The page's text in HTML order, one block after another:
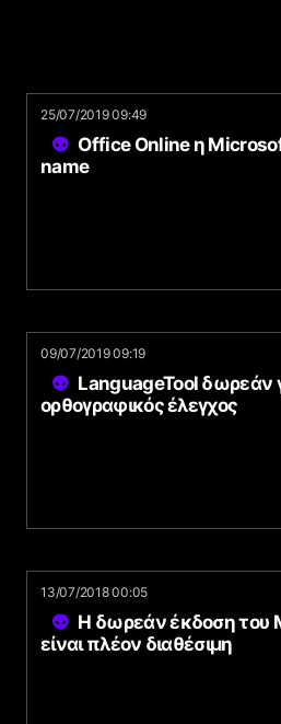
25/07/2019 09:49
Office Online η
name
09/07/2019 09:19
LanguageTool δωρεάν
ορθογραφικός έλεγχος
13/07/2018 00:05
Η δωρεάν έκδοση του
είναι πλέον διαθέσιμη